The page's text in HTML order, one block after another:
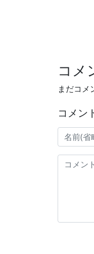
コメ
まだコメ
コメン